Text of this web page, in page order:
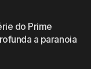
do Prime
a paranoia